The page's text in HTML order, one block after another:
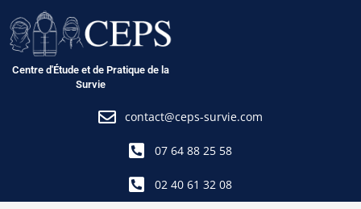
au
contenu
Centre d'Étude et de Pratique de la
Survie
contact@ceps-survie.com
07 64 88 25 58
02 40 61 32 08